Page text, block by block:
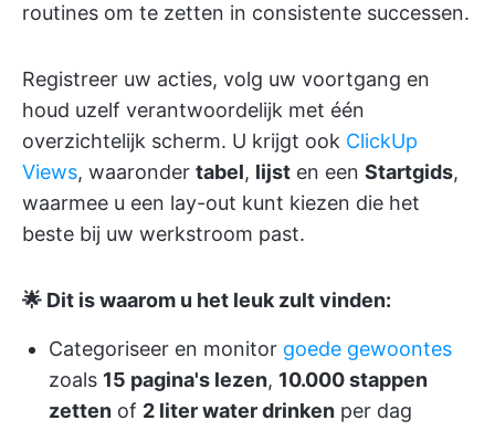
routines om te zetten in consistente successen.
Registreer uw acties, volg uw voortgang en
houd uzelf verantwoordelijk met één
overzichtelijk scherm. U krijgt ook ClickUp
Views, waaronder tabel, lijst en een Startgids,
waarmee u een lay-out kunt kiezen die het
beste bij uw werkstroom past.
🌟 Dit is waarom u het leuk zult vinden:
Categoriseer en monitor goede gewoontes
zoals 15 pagina's lezen, 10.000 stappen
zetten of 2 liter water drinken per dag